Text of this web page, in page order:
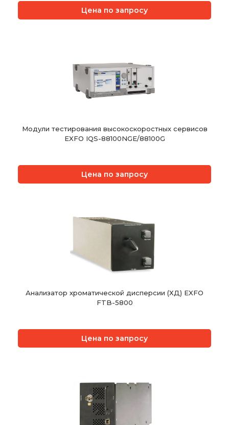
Цена по запросу
Модули тестирования высокоскоростных сервисов
EXFO IQS-88100NGE/88100G
Цена по запросу
Анализатор хроматической дисперсии (ХД) EXFO
FTB-5800
Цена по запросу